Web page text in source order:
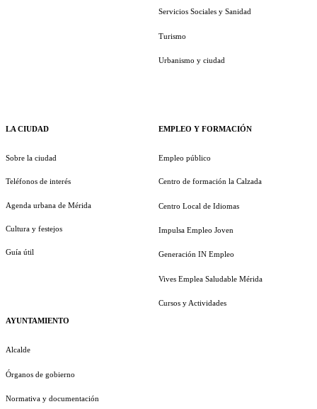
LA CIUDAD
Sobre la ciudad
Teléfonos de interés
Agenda urbana de Mérida
Cultura y festejos
Guía útil
AYUNTAMIENTO
Alcalde
Órganos de gobierno
Normativa y documentación
Servicios Sociales y Sanidad
Turismo
Urbanismo y ciudad
EMPLEO Y FORMACIÓN
Empleo público
Centro de formación la Calzada
Centro Local de Idiomas
Impulsa Empleo Joven
Generación IN Empleo
Vives Emplea Saludable Mérida
Cursos y Actividades